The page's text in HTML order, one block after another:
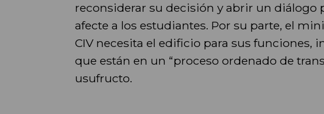
reconsiderar su decisión y abrir un diálogo
afecte a los estudiantes. Por su parte, el
CIV necesita el edificio para sus funciones,
que están en un “proceso ordenado de
usufructo.